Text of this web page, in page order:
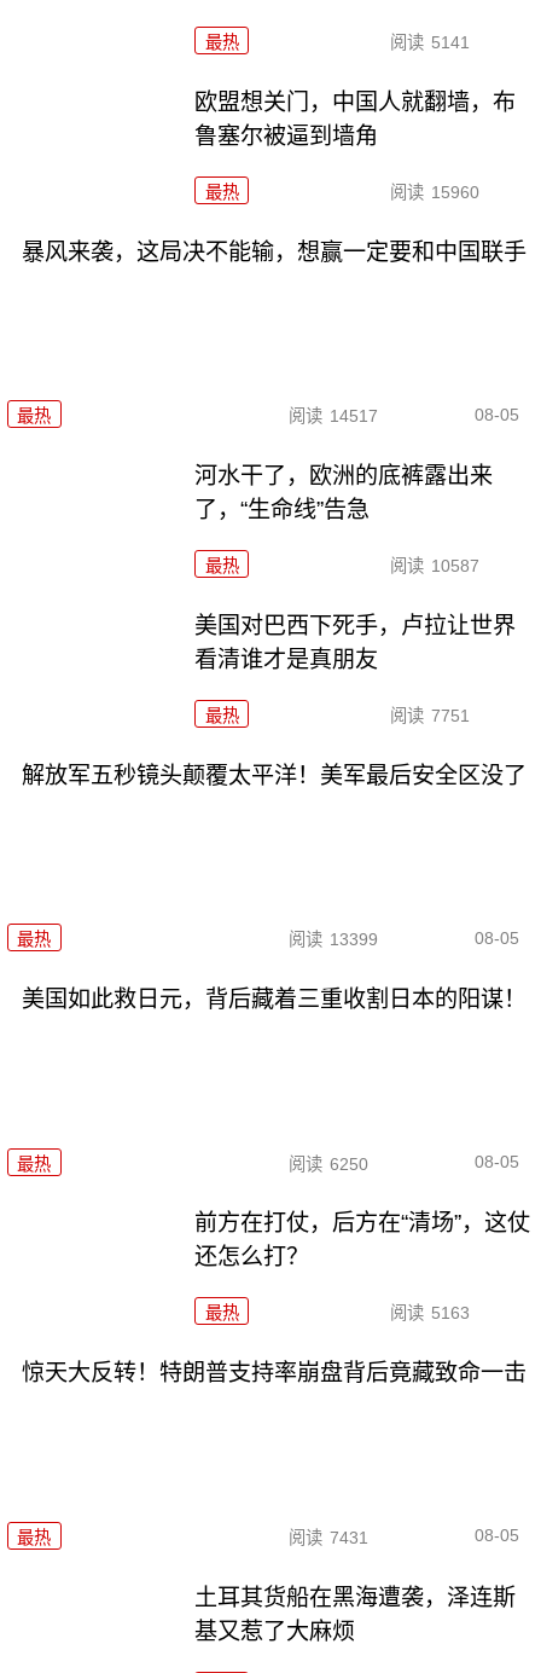
最热 阅读 5141
欧盟想关门，中国人就翻墙，布
鲁塞尔被逼到墙角
最热 阅读 15960
暴风来袭，这局决不能输，想赢一定要和中国联手
最热 阅读 14517 08-05
河水干了，欧洲的底裤露出来
了，“生命线”告急
最热 阅读 10587
美国对巴西下死手，卢拉让世界
看清谁才是真朋友
最热 阅读 7751
解放军五秒镜头颠覆太平洋！美军最后安全区没了
最热 阅读 13399 08-05
美国如此救日元，背后藏着三重收割日本的阳谋！
最热 阅读 6250 08-05
前方在打仗，后方在“清场”，这仗
还怎么打？
最热 阅读 5163
惊天大反转！特朗普支持率崩盘背后竟藏致命一击
最热 阅读 7431 08-05
土耳其货船在黑海遭袭，泽连斯
基又惹了大麻烦